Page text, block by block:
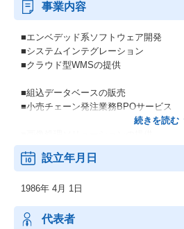
事業内容
■エンベデッド系ソフトウェア開発
■システムインテグレーション
■クラウド型WMSの提供
■組込データベースの販売
■小売チェーン発注業務BPOサービス
■ソフトウェアの輸入販売、開発
設立年月日
1986年 4月 1日
代表者